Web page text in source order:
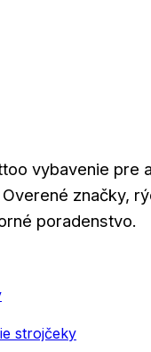
vybavenie pre
značky,
poradenstvo.
strojčeky